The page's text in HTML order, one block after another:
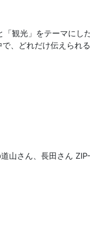
観光」をテーマにし
、どれだけ伝えられ
山さん、長田さん